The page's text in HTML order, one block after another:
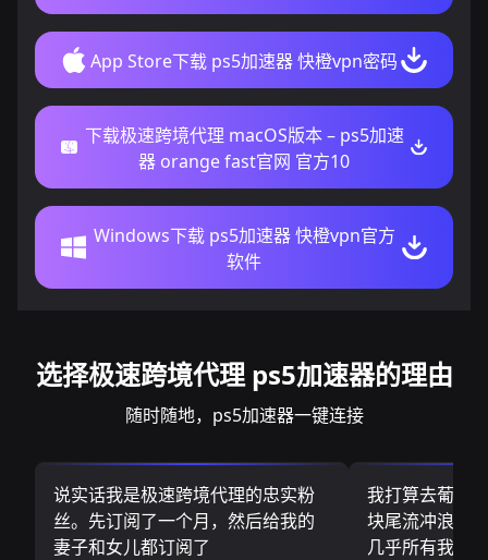
App Store下载 ps5加速器 快橙vpn密码
下载极速跨境代理 macOS版本 – ps5加速
器 orange fast官网 官方10
Windows下载 ps5加速器 快橙vpn官方
软件
选择极速跨境代理 ps5加速器的理由
随时随地，ps5加速器一键连接
说实话我是极速跨境代理的忠实粉
丝。先订阅了一个月，然后给我的
妻子和女儿都订阅了
我打算去葡萄
块尾流冲浪板
几乎所有我需